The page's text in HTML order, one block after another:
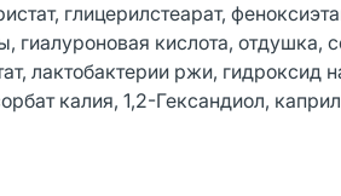
глицерилстеарат,
кислота, отдушка,
лактобактерии ржи, гидроксид
калия, 1,2-Гександиол,